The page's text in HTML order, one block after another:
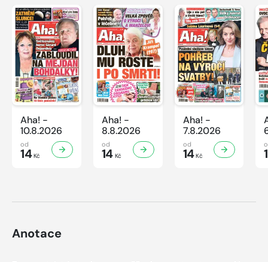
Aha! -
10.8.2026
od
14Kč
Aha! -
8.8.2026
od
14Kč
Aha! -
7.8.2026
od
14Kč
Anotace